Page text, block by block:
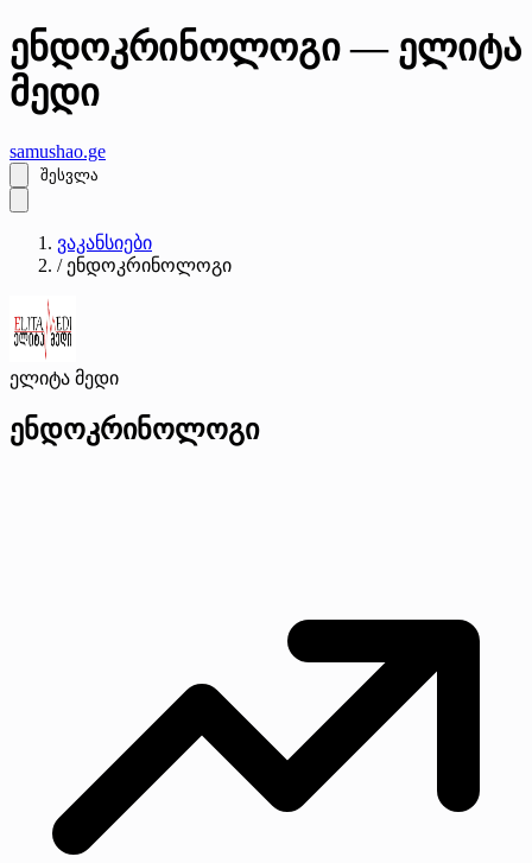
ენდოკრინოლოგი — ელიტა
მედი
samushao.ge
შესვლა
ვაკანსიები
/ ენდოკრინოლოგი
ელიტა მედი
ენდოკრინოლოგი